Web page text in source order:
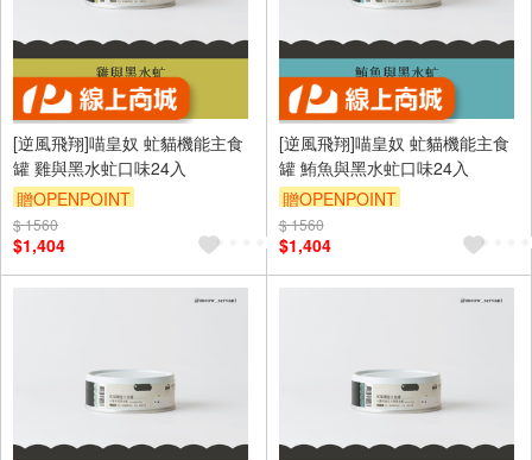
[逆風飛翔]喵皇奴 虻貓機能主食
罐 雞與黑水虻口味24入
贈OPENPOINT
$ 1560
$1,404
[逆風飛翔]喵皇奴 虻貓機能主食
罐 鮪魚與黑水虻口味24入
贈OPENPOINT
$ 1560
$1,404